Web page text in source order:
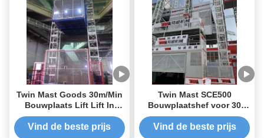
Twin Mast Goods 30m/Min
Bouwplaats Lift Lift In
Warehouse
Vind de beste prijs
Twin Mast SCE500
Bouwplaatshef voor 30
passagiers zware
hefmachine/dubbele mast
Vind de beste prijs